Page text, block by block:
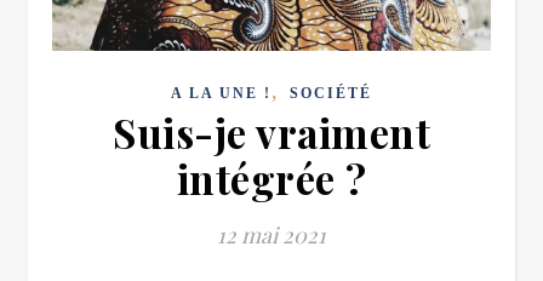
A LA UNE ! , SOCIÉTÉ
Suis-je vraiment
intégrée ?
12 mai 2021